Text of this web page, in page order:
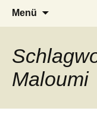
AFRICA
Seit 1998:
zu Afrika
Menü
Maloumi